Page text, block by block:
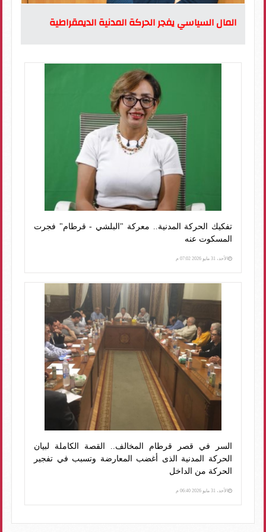
المال السياسي يفجر الحركة المدنية الديمقراطية
تفكيك الحركة المدنية.. معركة "البلشي - قرطام" فجرت
المسكوت عنه
الأحد، 31 مايو 2026 07:02 م
السر في قصر قرطام المخالف.. القصة الكاملة لبيان
الحركة المدنية الذى أغضب المعارضة وتسبب في تفجير
الحركة من الداخل
الأحد، 31 مايو 2026 06:40 م